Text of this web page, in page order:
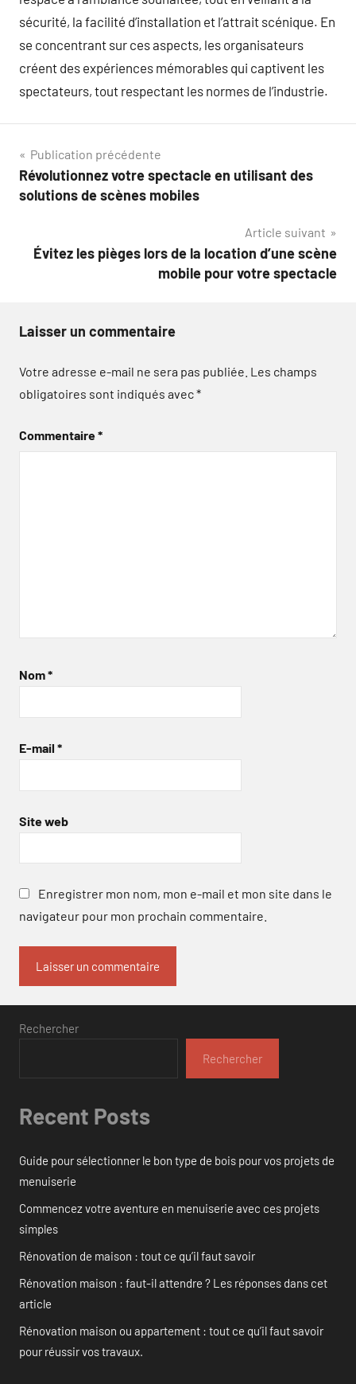
sécurité, la facilité d’installation et l’attrait scénique. En
se concentrant sur ces aspects, les organisateurs
créent des expériences mémorables qui captivent les
spectateurs, tout respectant les normes de l’industrie.
Navigation
de
Publication précédente
Révolutionnez votre spectacle en utilisant des
solutions de scènes mobiles
Article suivant
Évitez les pièges lors de la location d’une scène
mobile pour votre spectacle
Laisser un commentaire
Votre adresse e-mail ne sera pas publiée. Les champs
obligatoires sont indiqués avec*
Commentaire*
Nom*
E-mail *
Site web
Enregistrer mon nom, mon e-mail et mon site dans le
navigateur pour mon prochain commentaire.
Rechercher
Rechercher
Recent Posts
Guide pour sélectionner le bon type de bois pour vos projets de
menuiserie
Commencez votre aventure en menuiserie avec ces projets
simples
Rénovation de maison : tout ce qu’il faut savoir
Rénovation maison : faut-il attendre ? Les réponses dans cet
article
Rénovation maison ou appartement : tout ce qu’il faut savoir
pour réussir vos travaux.